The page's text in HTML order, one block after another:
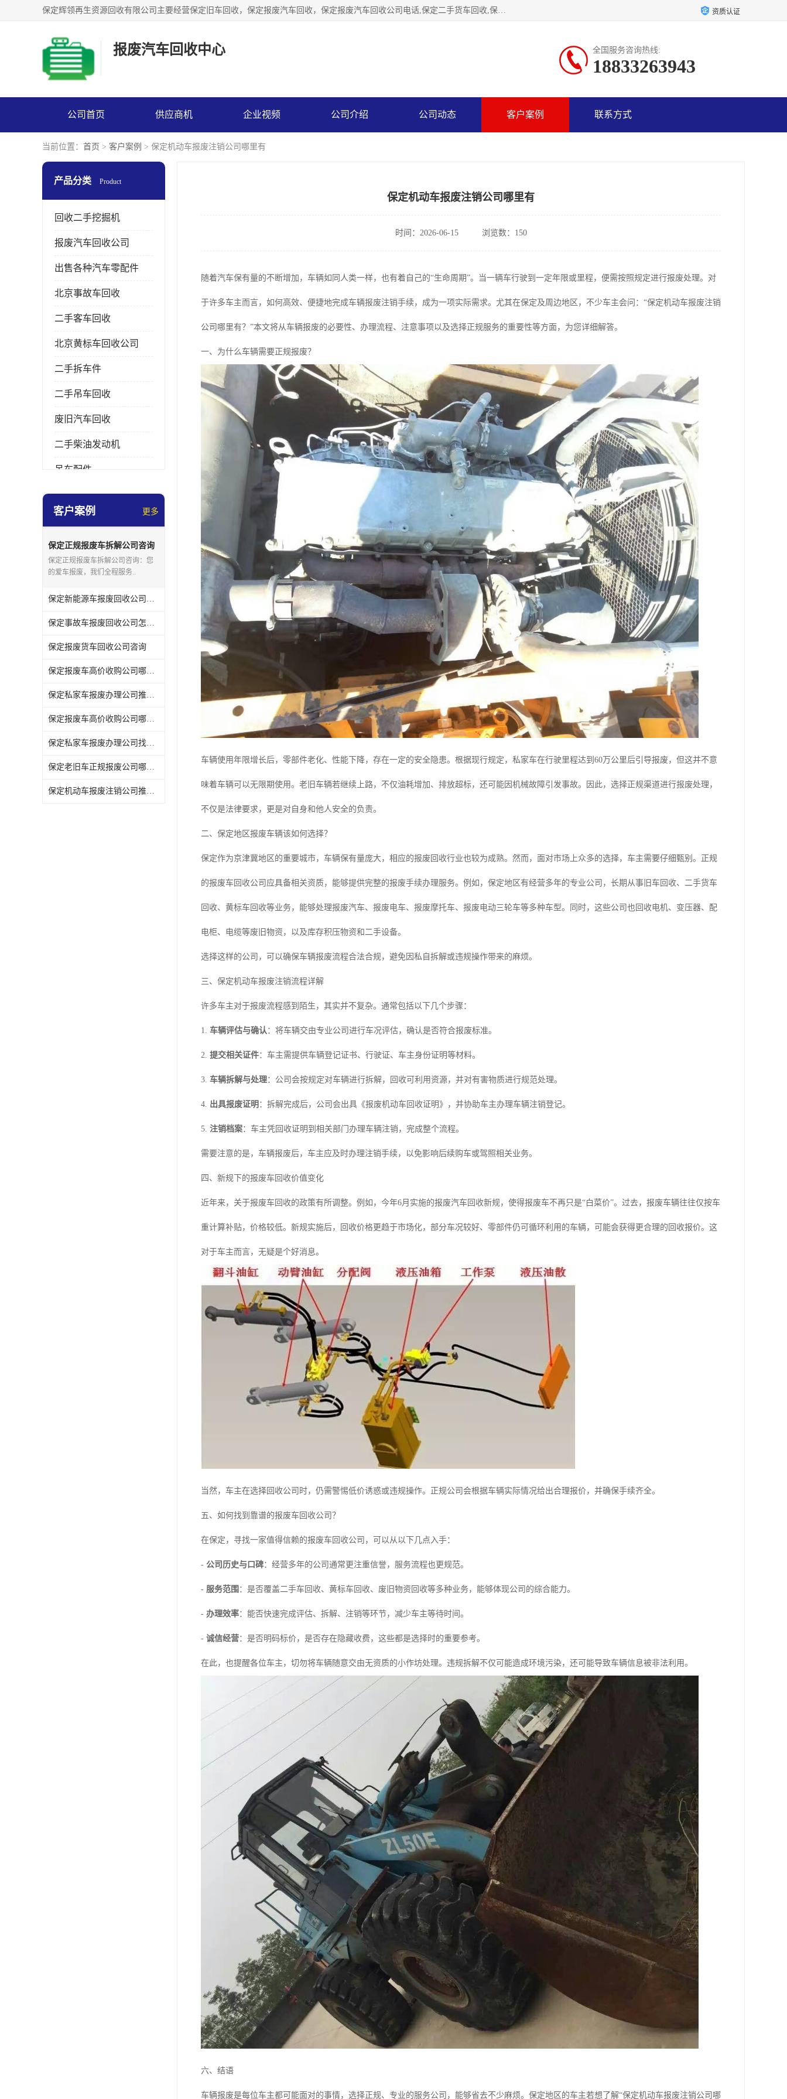
保定辉领再生资源回收有限公司主要经营保定旧车回收，保定报废汽车回收，保定报废汽车回收公司电话,保定二手货车回收,保定黄标车回收, 保定黄标车回收，保定哪里收报废车，保定废旧汽车回收，保定汽车报废手续办理，保定汽车解体厂。将通过采取区域限行促进淘汰、经济补助激励新、加大上路*法处罚、加强达标排放监管等综合措施，对老旧机动车逐步实行末位淘汰，加快老旧机动车淘汰新 资质认证
报废汽车回收中心 全国服务咨询热线:
18833263943
公司首页 供应商机 企业视频 公司介绍 公司动态 客户案例 联系方式
当前位置： 首页 > 客户案例 > 保定机动车报废注销公司哪里有
产品分类 Product
回收二手挖掘机
报废汽车回收公司
出售各种汽车零配件
北京事故车回收
二手客车回收
北京黄标车回收公司
二手拆车件
二手吊车回收
废旧汽车回收
二手柴油发动机
吊车配件
挖掘机拆车件
客户案例 更多
保定正规报废车拆解公司咨询
保定正规报废车拆解公司咨询：您
的爱车报废，我们全程服务..
保定新能源车报废回收公司联系方式
保定事故车报废回收公司怎么选
保定报废货车回收公司咨询
保定报废车高价收购公司哪家便宜
保定私家车报废办理公司推荐几家
保定报废车高价收购公司哪家强
保定私家车报废办理公司找哪家
保定老旧车正规报废公司哪家可靠
保定机动车报废注销公司推荐几家
保定机动车报废注销公司哪里有
时间：2026-06-15 浏览数：150
随着汽车保有量的不断增加，车辆如同人类一样，也有着自己的“生命周期”。当一辆车行驶到一定年限或里程，便需按照规定进行报废处理。对
于许多车主而言，如何高效、便捷地完成车辆报废注销手续，成为一项实际需求。尤其在保定及周边地区，不少车主会问：“保定机动车报废注销
公司哪里有？”本文将从车辆报废的必要性、办理流程、注意事项以及选择正规服务的重要性等方面，为您详细解答。
一、为什么车辆需要正规报废？
车辆使用年限增长后，零部件老化、性能下降，存在一定的安全隐患。根据现行规定，私家车在行驶里程达到60万公里后引导报废，但这并不意
味着车辆可以无限期使用。老旧车辆若继续上路，不仅油耗增加、排放超标，还可能因机械故障引发事故。因此，选择正规渠道进行报废处理，
不仅是法律要求，更是对自身和他人安全的负责。
二、保定地区报废车辆该如何选择？
保定作为京津冀地区的重要城市，车辆保有量庞大，相应的报废回收行业也较为成熟。然而，面对市场上众多的选择，车主需要仔细甄别。正规
的报废车回收公司应具备相关资质，能够提供完整的报废手续办理服务。例如，保定地区有经营多年的专业公司，长期从事旧车回收、二手货车
回收、黄标车回收等业务，能够处理报废汽车、报废电车、报废摩托车、报废电动三轮车等多种车型。同时，这些公司也回收电机、变压器、配
电柜、电缆等废旧物资，以及库存积压物资和二手设备。
选择这样的公司，可以确保车辆报废流程合法合规，避免因私自拆解或违规操作带来的麻烦。
三、保定机动车报废注销流程详解
许多车主对于报废流程感到陌生，其实并不复杂。通常包括以下几个步骤：
1. 车辆评估与确认 ：将车辆交由专业公司进行车况评估，确认是否符合报废标准。
2. 提交相关证件：车主需提供车辆登记证书、行驶证、车主身份证明等材料。
3. 车辆拆解与处理：公司会按规定对车辆进行拆解，回收可利用资源，并对有害物质进行规范处理。
4. 出具报废证明 ：拆解完成后，公司会出具《报废机动车回收证明》，并协助车主办理车辆注销登记。
5. 注销档案：车主凭回收证明到相关部门办理车辆注销，完成整个流程。
需要注意的是，车辆报废后，车主应及时办理注销手续，以免影响后续购车或驾照相关业务。
四、新规下的报废车回收价值变化
近年来，关于报废车回收的政策有所调整。例如，今年6月实施的报废汽车回收新规，使得报废车不再只是“白菜价”。过去，报废车辆往往仅按车
重计算补贴，价格较低。新规实施后，回收价格更趋于市场化，部分车况较好、零部件仍可循环利用的车辆，可能会获得更合理的回收报价。这
对于车主而言，无疑是个好消息。
当然，车主在选择回收公司时，仍需警惕低价诱惑或违规操作。正规公司会根据车辆实际情况给出合理报价，并确保手续齐全。
五、如何找到靠谱的报废车回收公司？
在保定，寻找一家值得信赖的报废车回收公司，可以从以下几点入手：
- 公司历史与口碑：经营多年的公司通常更注重信誉，服务流程也更规范。
- 服务范围 ：是否覆盖二手车回收、黄标车回收、废旧物资回收等多种业务，能够体现公司的综合能力。
- 办理效率：能否快速完成评估、拆解、注销等环节，减少车主等待时间。
- 诚信经营：是否明码标价，是否存在隐藏收费，这些都是选择时的重要参考。
在此，也提醒各位车主，切勿将车辆随意交由无资质的小作坊处理。违规拆解不仅可能造成环境污染，还可能导致车辆信息被非法利用。
六、结语
车辆报废是每位车主都可能面对的事情，选择正规、专业的服务公司，能够省去不少麻烦。保定地区的车主若想了解“保定机动车报废注销公司哪